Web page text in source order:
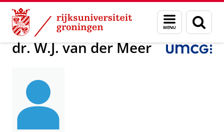
Skip
Content
Skip
Navigation
Menu
en
zoeken
Over ons dr. W.J. van der Meer
dr. W.J. van der Meer